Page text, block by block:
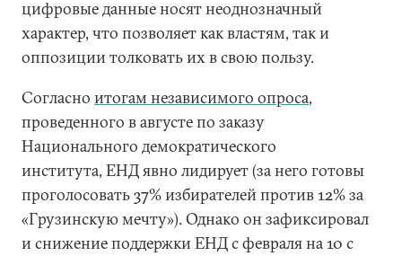
цифровые данные носят неоднозначный
характер, что позволяет как властям, так и
оппозиции толковать их в свою пользу.
Согласно итогам независимого опроса,
проведенного в августе по заказу
Национального демократического
института, ЕНД явно лидирует (за него готовы
проголосовать 37% избирателей против 12% за
«Грузинскую мечту»). Однако он зафиксировал
и снижение поддержки ЕНД с февраля на 10 с